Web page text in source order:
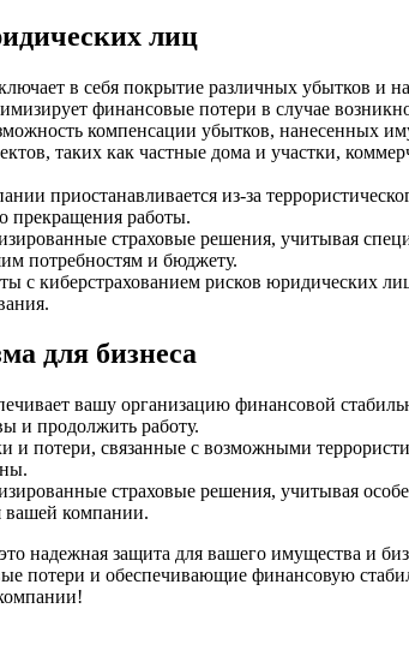
лиц
в себя покрытие различных убытков и
финансовые потери в случае
компенсации убытков, нанесенных
таких как частные дома и участки,
приостанавливается из-за
прекращения работы.
страховые решения, учитывая
потребностям и бюджету.
с киберстрахованием рисков юридических
для бизнеса
вашу организацию финансовой
и продолжить работу.
и потери, связанные с возможными
страховые решения, учитывая
вашей компании.
надежная защита для вашего имущества и
потери и обеспечивающие финансовую